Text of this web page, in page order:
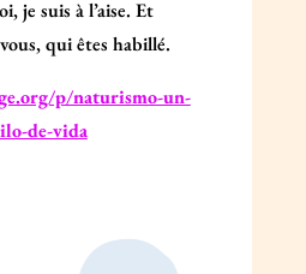
je suis à l’aise. Et
qui êtes habillé.
p/naturismo-un-
de-vida